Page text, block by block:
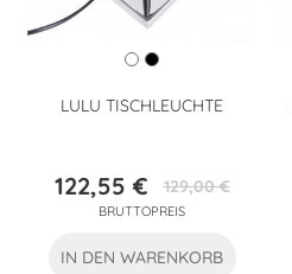
LULU TISCHLEUCHTE
Preis
122,55 €Verkaufspreis
129,00 €
BRUTTOPREIS
IN DEN WARENKORB